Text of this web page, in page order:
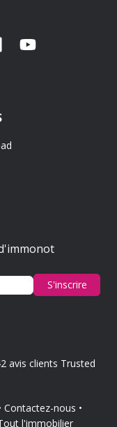
YouTube
S'inscrire
avis clients Trusted
Contactez-nous
l'immobilier